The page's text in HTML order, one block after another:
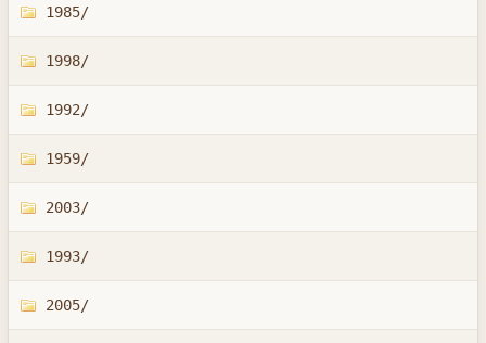
1985/
1998/
1992/
1959/
2003/
1993/
2005/